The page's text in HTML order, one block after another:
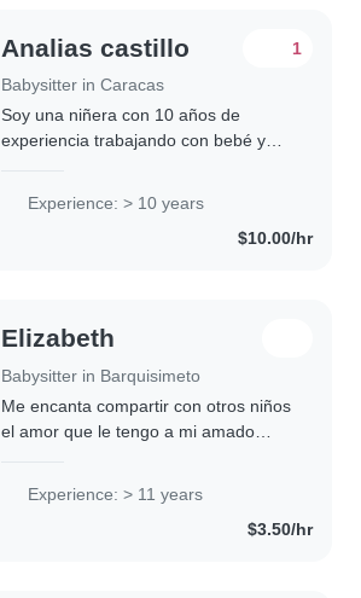
Analias castillo
Babysitter in Caracas
1
Soy una niñera con 10 años de
experiencia trabajando con bebé y
paciente que disfruta mucho de pasar
Experience: > 10 years
$10.00/hr
Elizabeth
Babysitter in Barquisimeto
Me encanta compartir con otros niños
el amor que le tengo a mi amado
Experience: > 11 years
$3.50/hr